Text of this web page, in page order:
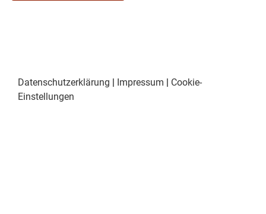
Datenschutzerklärung Impressum
Cookie-
Einstellungen